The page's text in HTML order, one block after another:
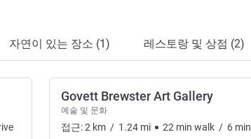
자연이 있는 장소 (1) 레스토랑 및 상점 (2)
Govett Brewster Art Gallery
예술 및 문화
접근:2 km / 1.24 mi 22 min walk / 6 min